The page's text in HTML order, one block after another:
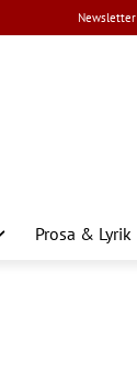
Newsletter
Prosa & Lyrik